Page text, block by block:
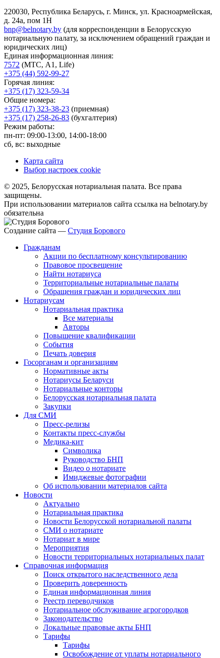
220030, Республика Беларусь, г. Минск, ул. Красноармейская,
д. 24а, пом 1Н
bnp@belnotary.by (для корреспонденции в Белорусскую
нотариальную палату, за исключением обращений граждан и
юридических лиц)
Единая информационная линия:
7572 (МТС, A1, Life)
+375 (44) 592-99-27
Горячая линия:
+375 (17) 323-59-34
Общие номера:
+375 (17) 323-38-23 (приемная)
+375 (17) 258-26-83 (бухгалтерия)
Режим работы:
пн-пт: 09:00-13:00, 14:00-18:00
сб, вс: выходные
Карта сайта
Выбор настроек cookie
© 2025, Белорусская нотариальная палата. Все права
защищены.
При использовании материалов сайта ссылка на belnotary.by
обязательна
Создание сайта — Студия Борового
Гражданам
Акции по бесплатному консультированию
Правовое просвещение
Найти нотариуса
Территориальные нотариальные палаты
Обращения граждан и юридических лиц
Нотариусам
Нотариальная практика
Все материалы
Авторы
Повышение квалификации
События
Печать доверия
Госорганам и организациям
Нормативные акты
Нотариусы Беларуси
Нотариальные конторы
Белорусская нотариальная палата
Закупки
Для СМИ
Пресс-релизы
Контакты пресс-службы
Медика-кит
Символика
Руководство БНП
Видео о нотариате
Имиджевые фотографии
Об использовании материалов сайта
Новости
Актуально
Нотариальная практика
Новости Белорусской нотариальной палаты
СМИ о нотариате
Нотариат в мире
Мероприятия
Новости территориальных нотариальных палат
Справочная информация
Поиск открытого наследственного дела
Проверить доверенность
Единая информационная линия
Реестр переводчиков
Нотариальное обслуживание агрогородков
Законодательство
Локальные правовые акты БНП
Тарифы
Тарифы
Освобождение от уплаты нотариального